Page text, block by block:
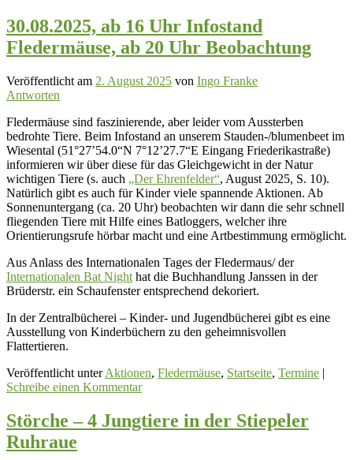
30.08.2025, ab 16 Uhr Infostand
Fledermäuse, ab 20 Uhr Beobachtung
Veröffentlicht am 2. August 2025 von Ingo Franke
Antworten
Fledermäuse sind faszinierende, aber leider vom Aussterben
bedrohte Tiere. Beim Infostand an unserem Stauden-/blumenbeet im
Wiesental (51°27’54.0“N 7°12’27.7“E Eingang Friederikastraße)
informieren wir über diese für das Gleichgewicht in der Natur
wichtigen Tiere (s. auch „Der Ehrenfelder“, August 2025, S. 10).
Natürlich gibt es auch für Kinder viele spannende Aktionen. Ab
Sonnenuntergang (ca. 20 Uhr) beobachten wir dann die sehr schnell
fliegenden Tiere mit Hilfe eines Batloggers, welcher ihre
Orientierungsrufe hörbar macht und eine Artbestimmung ermöglicht.
Aus Anlass des Internationalen Tages der Fledermaus/ der
Internationalen Bat Night hat die Buchhandlung Janssen in der
Brüderstr. ein Schaufenster entsprechend dekoriert.
In der Zentralbücherei – Kinder- und Jugendbücherei gibt es eine
Ausstellung von Kinderbüchern zu den geheimnisvollen
Flattertieren.
Veröffentlicht unter Aktionen, Fledermäuse, Startseite, Termine |
Schreibe einen Kommentar
Störche – 4 Jungtiere in der Stiepeler
Ruhraue